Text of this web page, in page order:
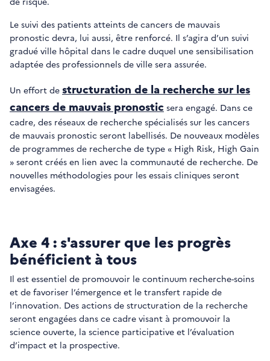
Le suivi des patients atteints de cancers de mauvais
pronostic devra, lui aussi, être renforcé. Il s’agira d’un suivi
gradué ville hôpital dans le cadre duquel une sensibilisation
adaptée des professionnels de ville sera assurée.
Un effort de structuration de la recherche sur les
cancers de mauvais pronostic sera engagé. Dans ce
cadre, des réseaux de recherche spécialisés sur les cancers
de mauvais pronostic seront labellisés. De nouveaux modèles
de programmes de recherche de type « High Risk, High Gain
» seront créés en lien avec la communauté de recherche. De
nouvelles méthodologies pour les essais cliniques seront
envisagées.
Axe 4 : s'assurer que les progrès
bénéficient à tous
Il est essentiel de promouvoir le continuum recherche-soins
et de favoriser l’émergence et le transfert rapide de
l’innovation. Des actions de structuration de la recherche
seront engagées dans ce cadre visant à promouvoir la
science ouverte, la science participative et l’évaluation
d’impact et la prospective.